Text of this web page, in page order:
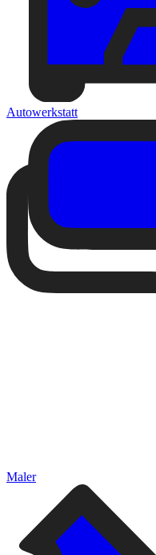
Autowerkstatt
Maler